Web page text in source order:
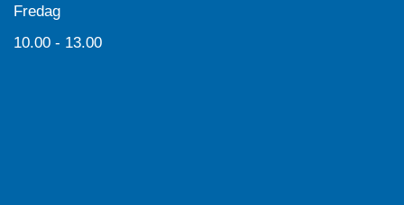
Fredag
10.00 - 13.00